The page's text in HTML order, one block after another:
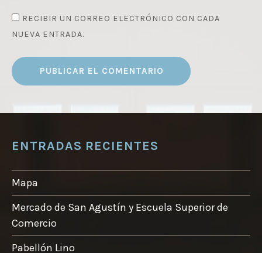
RECIBIR UN CORREO ELECTRÓNICO CON CADA
NUEVA ENTRADA.
ENTRADAS RECIENTES
Mapa
Mercado de San Agustín y Escuela Superior de
Comercio
Pabellón Lino